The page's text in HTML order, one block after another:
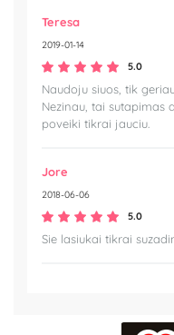
Teresa
2019-01-14
5.0
Naudoju siuos, tik
Nezinau, tai sutapimas
poveiki tikrai jauciu.
Jore
2018-06-06
5.0
Sie lasiukai tikrai